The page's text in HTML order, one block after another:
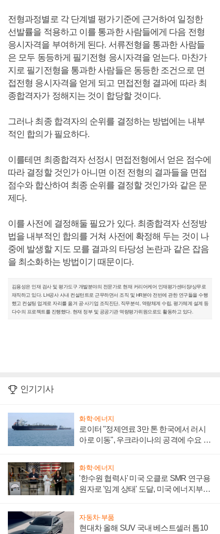
전형과정별로 각 단계별 평가기준에 근거하여 일정한
선발률을 적용하고 이를 통과한 사람들에게 다음 전형
응시자격을 부여하게 된다. 서류전형을 통과한 사람들
은 모두 동등하게 필기전형 응시자격을 얻는다. 마찬가
지로 필기전형을 통과한 사람들은 동등한 조건으로 면
접전형 응시자격을 얻게 되고 면접전형 결과에 따라 최
종합격자가 정해지는 것이 합당할 것이다.
그러나 최종 합격자의 순위를 결정하는 방법에는 내부
적인 합의가 필요하다.
이를테면 최종합격자 선정시 면접전형에서 얻은 점수에
따라 결정할 것인가 아니면 이전 전형의 결과들을 면접
점수와 합산하여 최종 순위를 결정할 것인가와 같은 문
제다.
이를 사전에 결정해둘 필요가 있다. 최종합격자 선정방
법을 내부적인 합의를 거쳐 사전에 확정해 두는 것이 나
중에 발생할 지도 모를 결과의 타당성 논란과 같은 잡음
을 최소화하는 방법이기 때문이다.
김용성은 인재 검사 및 평가도구 개발분야의 전문가로 현재 커리어케어 인재평가센터장/상무로
재직하고 있다. LH공사 사내 컨설턴트로 근무하면서 조직 및 HR분야 전반에 관한 연구들을 수행
했고 컨설팅 업계로 자리를 옮겨 공∙사기업 조직진단, 직무분석, 역량체계 수립, 평가체계 설계 등
다수의 프로젝트를 진행했다. 현재 정부 및 공공기관 역량평가위원으로도 활동하고 있다.
인기기사
화학·에너지
로이터 "정제연료 3만 톤 한국에서 러시
아로 이동", 우크라이나의 공격에 수요 늘
화학·에너지
'한수원 협력사' 미국 오클로 SMR 연구용
원자로 '임계 상태' 도달, 미국 에너지부
자동차·부품
현대차 올해 SUV 국내 베스트셀러 톱10